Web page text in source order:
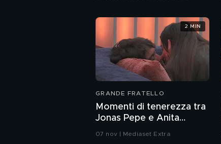
GRANDE FRATELLO
Momenti di tenerezza tra
Jonas Pepe e Anita
Mazzotta
07 nov | Mediaset Extra
2 MIN